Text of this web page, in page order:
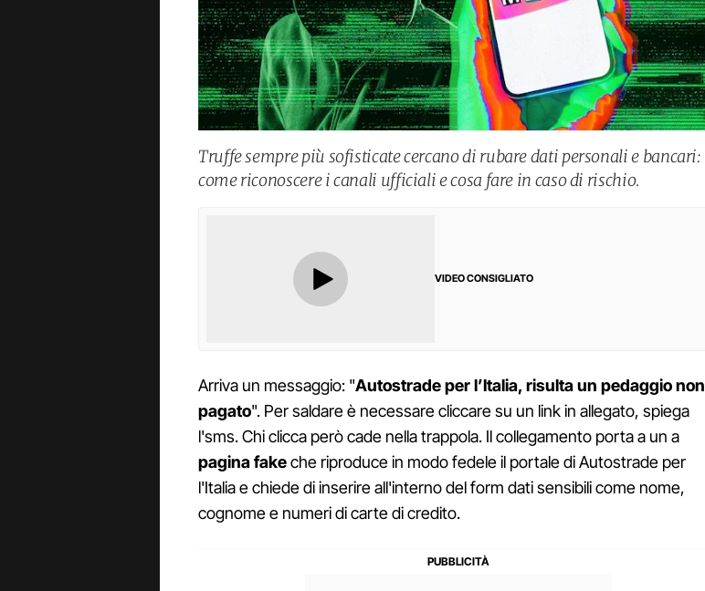
Truffe sempre più sofisticate cercano di rubare dati personali e bancari:
come riconoscere i canali ufficiali e cosa fare in caso di rischio.
VIDEO CONSIGLIATO
Arriva un messaggio: "Autostrade per l’Italia, risulta un pedaggio non
pagato". Per saldare è necessare cliccare su un link in allegato, spiega
l'sms. Chi clicca però cade nella trappola. Il collegamento porta a un a
pagina fakeche riproduce in modo fedele il portale di Autostrade per
l'Italia e chiede di inserire all'interno del form dati sensibili come nome,
cognome e numeri di carte di credito.